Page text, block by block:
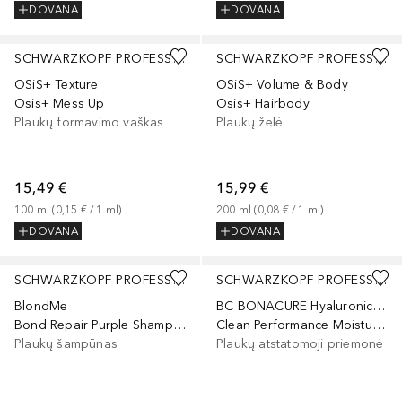
DOVANA
DOVANA
SCHWARZKOPF PROFESSIONAL
OSiS+ Texture
Osis+ Mess Up
Plaukų formavimo vaškas
15,49 €
100 ml (0,15 € / 1 ml)
DOVANA
SCHWARZKOPF PROFESSIONAL
OSiS+ Volume & Body
Osis+ Hairbody
Plaukų želė
15,99 €
200 ml (0,08 € / 1 ml)
DOVANA
SCHWARZKOPF PROFESSIONAL
BlondMe
Bond Repair Purple Shampoo
Plaukų šampūnas
SCHWARZKOPF PROFESSIONAL
BC BONACURE Hyaluronic Moisture Kick
Clean Performance Moisture Kick Treatment
Plaukų atstatomoji priemonė